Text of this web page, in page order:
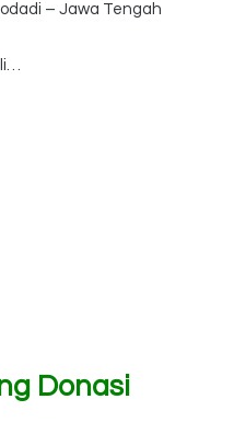
– Jawa Tengah
Donasi